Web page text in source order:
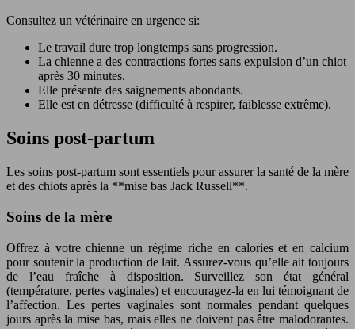
Consultez un vétérinaire en urgence si:
Le travail dure trop longtemps sans progression.
La chienne a des contractions fortes sans expulsion d’un chiot
après 30 minutes.
Elle présente des saignements abondants.
Elle est en détresse (difficulté à respirer, faiblesse extrême).
Soins post-partum
Les soins post-partum sont essentiels pour assurer la santé de la mère
et des chiots après la **mise bas Jack Russell**.
Soins de la mère
Offrez à votre chienne un régime riche en calories et en calcium
pour soutenir la production de lait. Assurez-vous qu’elle ait toujours
de l’eau fraîche à disposition. Surveillez son état général
(température, pertes vaginales) et encouragez-la en lui témoignant de
l’affection. Les pertes vaginales sont normales pendant quelques
jours après la mise bas, mais elles ne doivent pas être malodorantes.